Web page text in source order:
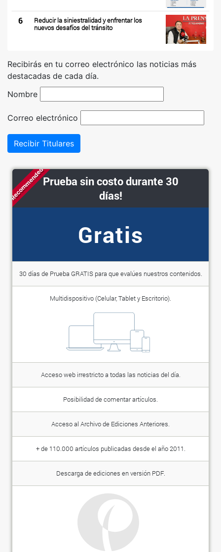
6
Reducir la siniestralidad y enfrentar los
nuevos desafíos del tránsito
Recibirás en tu correo electrónico las noticias más
destacadas de cada día.
Nombre
Correo electrónico
Recibir Titulares
RecommendedPrueba sin costo durante 30
días!
Gratis
30 días de Prueba GRATIS para que evalúes nuestros contenidos.
Multidispositivo (Celular, Tablet y Escritorio).
Acceso web irrestricto a todas las noticias del día.
Posibilidad de comentar artículos.
Acceso al Archivo de Ediciones Anteriores.
+ de 110.000 artículos publicadas desde el año 2011.
Descarga de ediciones en versión PDF.